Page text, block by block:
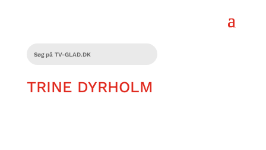
TRINE DYRHOLM